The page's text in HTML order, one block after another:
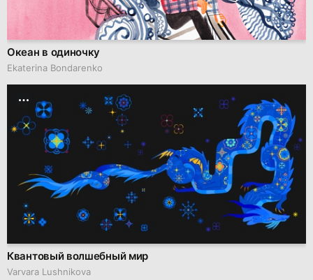
Океан в одиночку
Ekaterina Bondarenko
Квантовый волшебный мир
Varvara Lushnikova